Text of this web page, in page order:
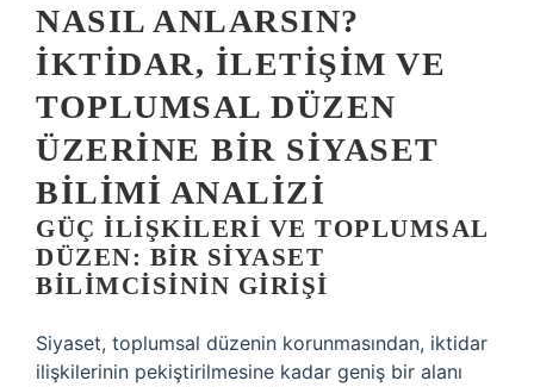
NASIL ANLARSIN?
İKTIDAR, İLETIŞIM VE
TOPLUMSAL DÜZEN
ÜZERINE BIR SIYASET
BILIMI ANALIZI
GÜÇ İLIŞKILERI VE TOPLUMSAL
DÜZEN: BIR SIYASET
BILIMCISININ GIRIŞI
Siyaset, toplumsal düzenin korunmasından, iktidar
ilişkilerinin pekiştirilmesine kadar geniş bir alanı